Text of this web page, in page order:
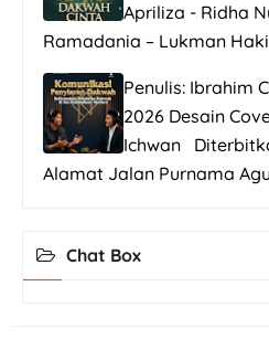
Apriliza - Ridha
Ramadania – Lukman
Penulis: Ibrahim
2026 Desain
Ichwan
Alamat Jalan Purnama
Chat Box